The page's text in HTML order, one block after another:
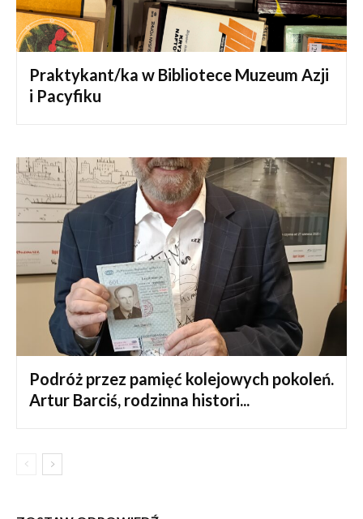
Praktykant/ka w Bibliotece Muzeum Azji
i Pacyfiku
Podróż przez pamięć kolejowych pokoleń.
Artur Barciś, rodzinna histori...